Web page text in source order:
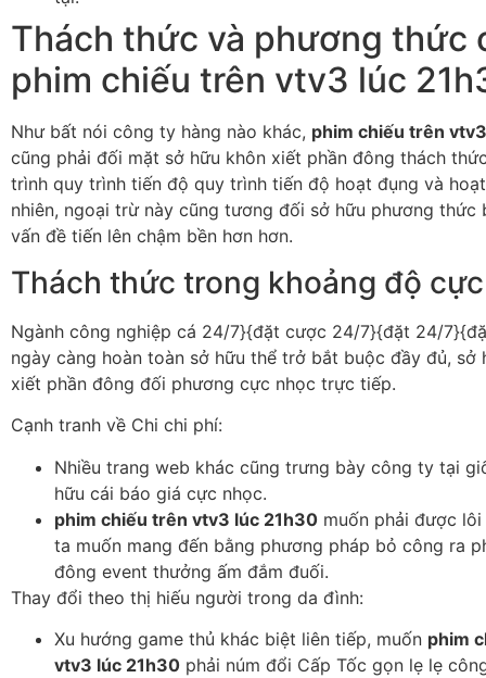
Thách thức và phương thức
phim chiếu trên vtv3 lúc
Như bất nói công ty hàng nào khác, phim chiếu trên
cũng phải đối mặt sở hữu khôn xiết phần đông thách
trình quy trình tiến độ quy trình tiến độ hoạt đụng và
nhiên, ngoại trừ này cũng tương đối sở hữu phương thức
vấn đề tiến lên chậm bền hơn hơn.
Thách thức trong khoảng độ
Ngành công nghiệp cá 24/7}{đặt cược 24/7}{đặt 24/
ngày càng hoàn toàn sở hữu thể trở bắt buộc đầy đủ, sở
xiết phần đông đối phương cực nhọc trực tiếp.
Cạnh tranh về Chi chi phí:
Nhiều trang web khác cũng trưng bày công ty tại
hữu cái báo giá cực nhọc.
phim chiếu trên vtv3 lúc 21h30 muốn phải được
ta muốn mang đến bằng phương pháp bỏ công ra
đông event thưởng ấm đắm đuối.
Thay đổi theo thị hiếu người trong da đình:
Xu hướng game thủ khác biệt liên tiếp, muốn phim
vtv3 lúc 21h30 phải núm đổi Cấp Tốc gọn lẹ lẹ